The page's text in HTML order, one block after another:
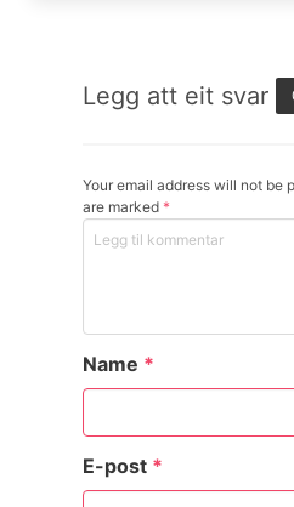
Legg att eit svar
Your email address will not be
are marked *
Name *
E-post *